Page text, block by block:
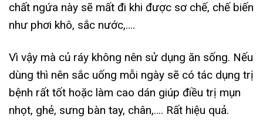
chất ngứa này sẽ mất đi khi được sơ chế, chế biến
như phơi khô, sắc nước,….
Vì vậy mà củ ráy không nên sử dụng ăn sống. Nếu
dùng thì nên sắc uống mỗi ngày sẽ có tác dụng trị
bệnh rất tốt hoặc làm cao dán giúp điều trị mụn
nhọt, ghẻ, sưng bàn tay, chân,…. Rất hiệu quả.